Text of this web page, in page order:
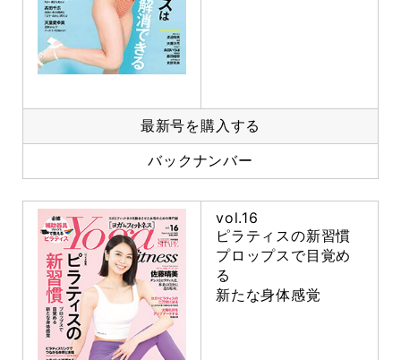
最新号を購入する
バックナンバー
vol.16
ピラティスの新習慣
プロップスで目覚め
る
新たな身体感覚